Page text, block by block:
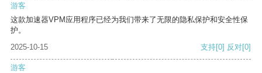
游客
这款加速器VPM应用程序已经为我们带来了无限的隐私保护和安全性保
护。
2025-10-15
支持[0] 反对[0]
游客